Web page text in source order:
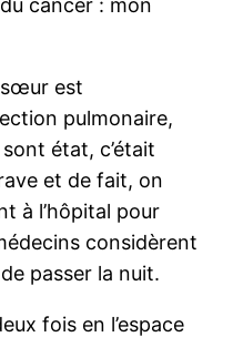
cancer : mon
sœur est
pulmonaire,
état, c’était
et de fait, on
à l’hôpital pour
considèrent
passer la nuit.
fois en l’espace